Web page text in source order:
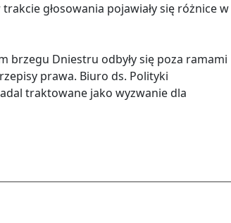
głosowania pojawiały się różnice w
brzegu Dniestru odbyły się poza ramami
prawa. Biuro ds. Polityki
traktowane jako wyzwanie dla